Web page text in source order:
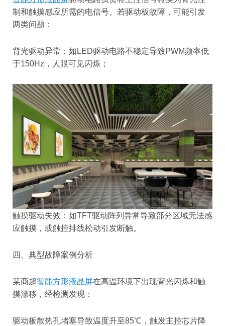
制和触摸感应所需的电信号。若驱动板故障，可能引发
两类问题：
背光驱动异常：如LED驱动电路不稳定导致PWM频率低
于150Hz，人眼可见闪烁；
触摸驱动失效：如TFT驱动阵列异常导致部分区域无法感
应触摸，或触控排线松动引发断触。
四、典型故障案例分析
某商超智能方形液晶屏在高温环境下出现背光闪烁和触
摸漂移，经检测发现：
驱动板散热孔堵塞导致温度升至85℃，触发主控芯片降